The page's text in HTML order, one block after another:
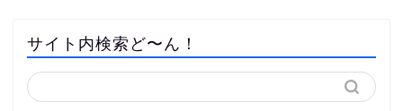
サイト内検索ど〜ん！